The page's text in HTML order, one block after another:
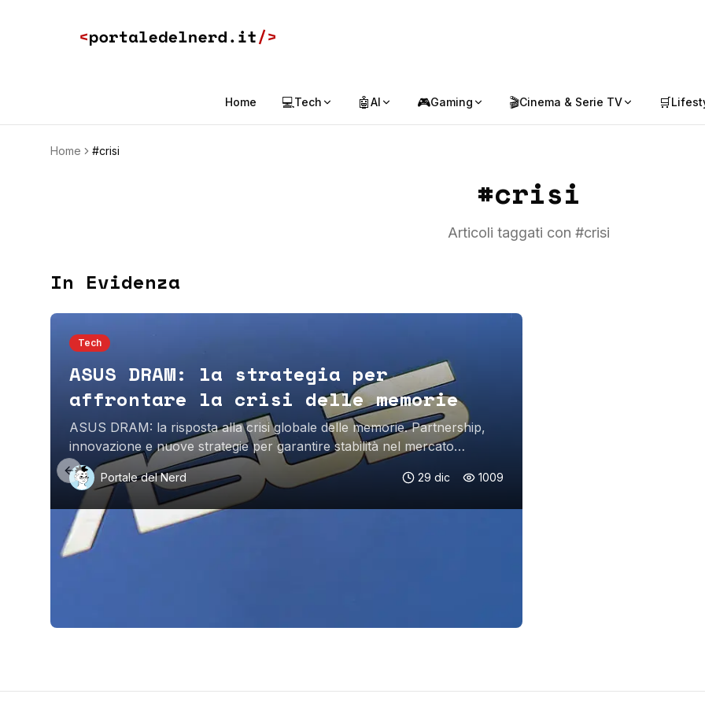
Home 💻Tech 🤖AI 🎮Gaming 🎬Cinema & Serie TV 🛒
Home #crisi
#crisi
Articoli taggati con #crisi
In Evidenza
Tech
ASUS DRAM: la strategia per
affrontare la crisi delle memorie
ASUS DRAM: la risposta alla crisi globale delle memorie. Partnership,
innovazione e nuove strategie per garantire stabilità nel mercato
hardware.
Portale del Nerd 29 dic 1009
Previous slide